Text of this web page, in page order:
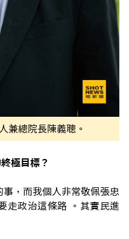
兼總院長陳義聰。
極目標？
，而我個人非常敬佩張忠
走政治這條路 。其實民進